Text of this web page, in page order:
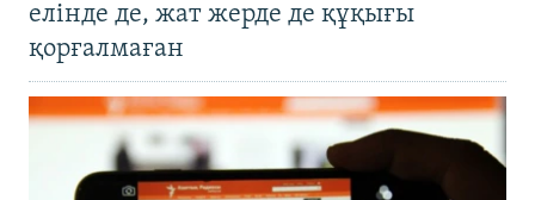
елінде де, жат жерде де құқығы
қорғалмаған